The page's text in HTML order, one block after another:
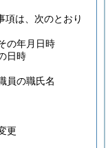
項は、次のとおり
の年月日時
日時
員の職氏名
更